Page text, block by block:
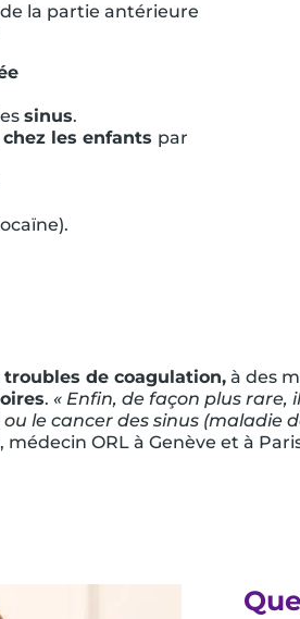
la partie antérieure
sinus.
les enfants par
troubles de coagulation, à des
. « Enfin, de façon plus
le cancer des sinus (maladie
médecin ORL à Genève et à